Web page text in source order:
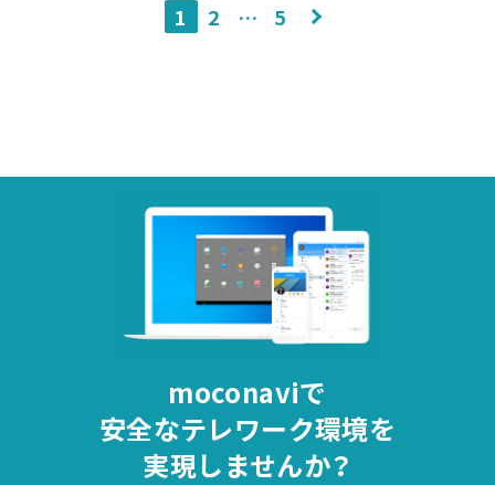
投
送
1 2 … 5
moconaviで
安全なテレワーク環境を
実現しませんか？